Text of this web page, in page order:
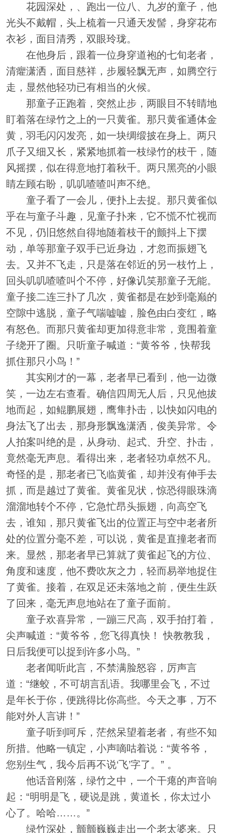
花园深处，、跑出一位八、九岁的童子，他
光头不戴帽，头上梳着一只通天发髻，身穿花布
衣衫，面目清秀，双眼玲珑。
在他身后，跟着一位身穿道袍的七旬老者，
清癯潇洒，面目慈祥，步履轻飘无声，如腾空行
走，显然他轻功已有相当的火候。
那童子正跑着，突然止步，两眼目不转睛地
盯着落在绿竹之上的一只黄雀。那只黄雀通体金
黄，羽毛闪闪发亮，如一块绸缎披在身上。两只
爪子又细又长，紧紧地抓着一枝绿竹的枝干，随
风摇摆，似在得意地打着秋千。两只黑亮的小眼
睛左顾右盼，叽叽喳喳叫声不绝。
童子看了一会儿，便扑上去捉。那只黄雀似
乎在与童子斗趣，见童子扑来，它不慌不忙视而
不见，仍旧悠然自得地随着枝干的颤抖上下摆
动，单等那童子双手已近身边，才忽而振翅飞
去。又并不飞走，只是落在邻近的另一枝竹上，
回头叽叽喳喳叫个不停，好像讥笑那童子无能。
童子接二连三扑了几次，黄雀都是在妙到毫巅的
空隙中逃脱，童子气喘嘘嘘，脸色由白变红，略
有怒色。而那只黄雀却更加得意非常，竟围着童
子绕开了圈。只听童子喊道：“黄爷爷，快帮我
抓住那只小鸟！”
其实刚才的一幕，老者早已看到，他一边微
笑，一边左右查看。确信四周无人后，只见他拔
地而起，如鲲鹏展翅，鹰隼扑击，以快如闪电的
身法飞了出去，那身形飘逸潇洒，俊美异常。令
人拍案叫绝的是，从身动、起式、升空、扑击，
竟然毫无声息。看得出来，老者轻功卓然不凡。
奇怪的是，那老者已飞临黄雀，却并没有伸手去
抓，而是越过了黄雀。黄雀见状，惊恐得眼珠滴
溜溜地转个不停，它急忙昂头振翅，向高空飞
去，谁知，那只黄雀飞出的位置正与空中老者所
处的位置分毫不差，可以说，黄雀是直撞老者而
来。显然，那老者早已算就了黄雀起飞的方位、
角度和速度，他不费吹灰之力，轻而易举地捉住
了黄雀。接着，在双足还未落地之前，便生生跃
了回来，毫无声息地站在了童子面前。
童子欢喜异常，一蹦三尺高，双手拍打着，
尖声喊道：“黄爷爷，您飞得真快！ 快教教我，
日后我便可以捉到许多小鸟。”
老者闻听此言，不禁满脸怒容，厉声言
道：“继蛟，不可胡言乱语。我哪里会飞，不过
是年长于你，便跳得比你高些。今天之事，万不
能对外人言讲！”
童子听到呵斥，茫然呆望着老者，有些不知
所措。他略一镇定，小声嘀咕着说：“黄爷爷，
您别生气，我今后再不说‘飞’字了。” 。
他话音刚落，绿竹之中，一个干瘪的声音响
起：“明明是飞，硬说是跳，黄道长，你太过小
心了。哈哈……。”
绿竹深处，颤颤巍巍走出一个老太婆来。只